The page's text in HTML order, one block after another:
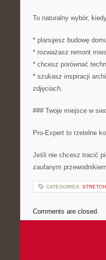
To naturalny wybór,
* planujesz budowę
* rozważasz remont
* chcesz porównać
* szukasz inspiracji
zdjęciach.
### Twoje miejsce w
Pro-Expert to rzetelne
Jeśli nie chcesz tracić
zaufanym
CATEGORIES:
Comments are closed.